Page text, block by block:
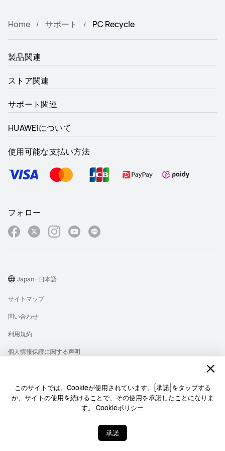
このサイトでは、Cookieが使用されています。[承諾]をタップする
か、サイトの使用を続けることで、その使用を承諾したことになりま
す。 Cookieポリシー
承諾
Home サポート PC Recycle
製品関連
ストア関連
サポート関連
HUAWEIについて
使用可能な支払い方法
フォロー
Copyright © 1998-2026 Huawei Device Co., Ltd. All rights reserved.
サイトマップ
問い合わせ
利用規約
個人情報保護に関する声明
クッキー
Japan - 日本語